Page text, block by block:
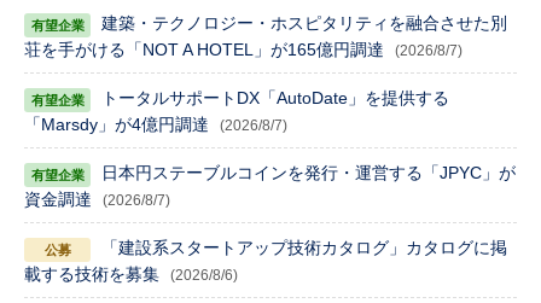
建築・テクノロジー・ホスピタリティを融合させた別
荘を手がける「NOT A HOTEL」が165億円調達
(2026/8/7)
トータルサポートDX「AutoDate」を提供する
「Marsdy」が4億円調達
(2026/8/7)
日本円ステーブルコインを発行・運営する「JPYC」が
資金調達
(2026/8/7)
「建設系スタートアップ技術カタログ」カタログに掲
載する技術を募集
(2026/8/6)